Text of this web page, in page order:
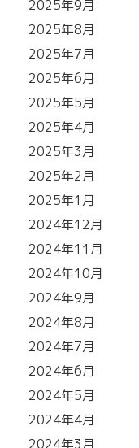
2025年9月
2025年8月
2025年7月
2025年6月
2025年5月
2025年4月
2025年3月
2025年2月
2025年1月
2024年12月
2024年11月
2024年10月
2024年9月
2024年8月
2024年7月
2024年6月
2024年5月
2024年4月
2024年3月